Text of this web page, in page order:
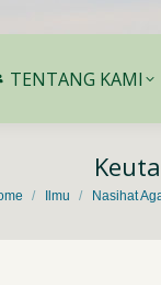
TENTANG KAMI
are here:
Ilmu Nasihat